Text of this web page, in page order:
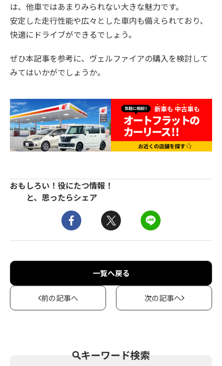
は、他車ではあまりみられない大きな魅力です。
安定した走行性能や広々とした車内も備えられており、
快適にドライブができるでしょう。
ぜひ本記事を参考に、ヴェルファイアの購入を検討して
みてはいかがでしょうか。
おもしろい！役にたつ情報！
と、思ったらシェア
一覧へ戻る
前の記事へ 次の記事へ
キーワード検索